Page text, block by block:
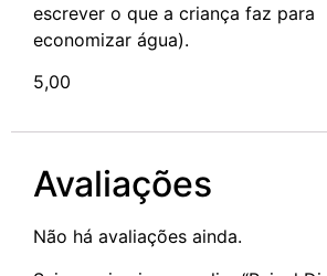
escrever o que a criança faz para
economizar água).
5,00
Avaliações
Não há avaliações ainda.